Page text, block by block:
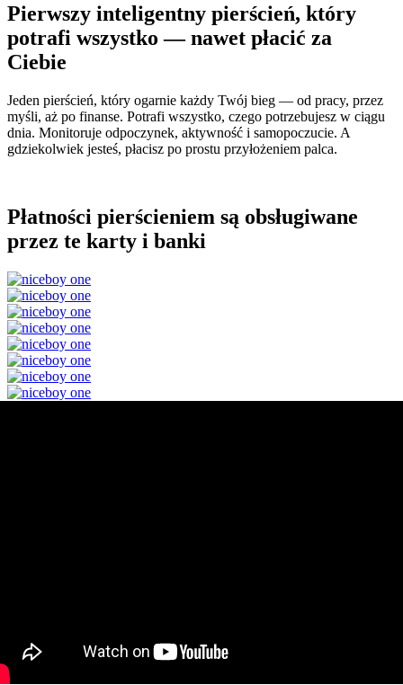
Pierwszy inteligentny pierścień, który
potrafi wszystko — nawet płacić za
Ciebie
Jeden pierścień, który ogarnie każdy Twój bieg — od pracy, przez
myśli, aż po finanse. Potrafi wszystko, czego potrzebujesz w ciągu
dnia. Monitoruje odpoczynek, aktywność i samopoczucie. A
gdziekolwiek jesteś, płacisz po prostu przyłożeniem palca.
Płatności pierścieniem są obsługiwane
przez te karty i banki